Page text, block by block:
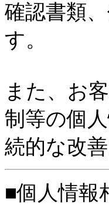
確認書類
す。
また、お
制等の個
続的な改
■個人情